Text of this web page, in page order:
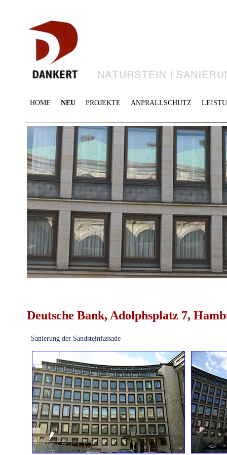
HOME NEU PROJEKTE ANPRALLSCHUTZ
Deutsche Bank, Adolphsplatz 7,
Sanierung der Sandsteinfassade